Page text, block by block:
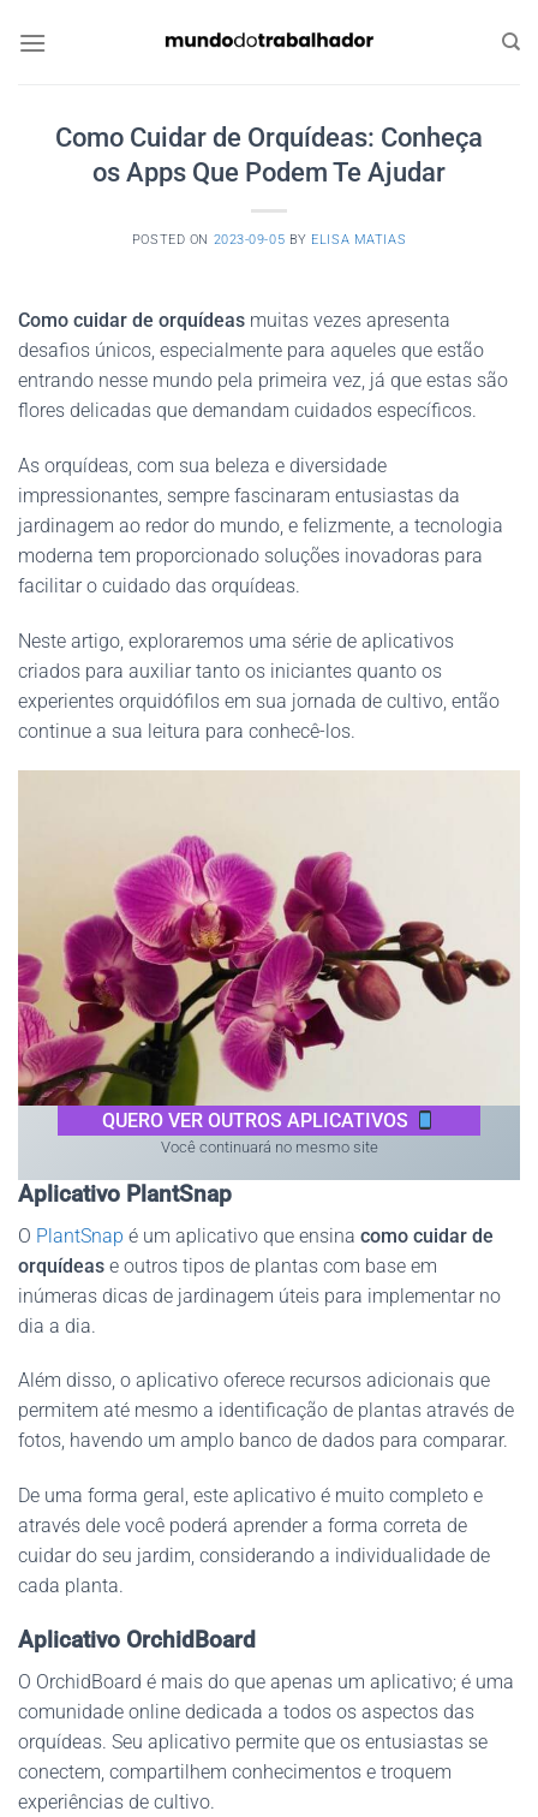
Como Cuidar de Orquídeas: Conheça
os Apps Que Podem Te Ajudar
POSTED ON 2023-09-05 BY ELISA MATIAS
Como cuidar de orquídeas muitas vezes apresenta
desafios únicos, especialmente para aqueles que estão
entrando nesse mundo pela primeira vez, já que estas são
flores delicadas que demandam cuidados específicos.
As orquídeas, com sua beleza e diversidade
impressionantes, sempre fascinaram entusiastas da
jardinagem ao redor do mundo, e felizmente, a tecnologia
moderna tem proporcionado soluções inovadoras para
facilitar o cuidado das orquídeas.
Neste artigo, exploraremos uma série de aplicativos
criados para auxiliar tanto os iniciantes quanto os
experientes orquidófilos em sua jornada de cultivo, então
continue a sua leitura para conhecê-los.
QUERO VER OUTROS APLICATIVOS
Você continuará no mesmo site
Aplicativo PlantSnap
O PlantSnap é um aplicativo que ensina como cuidar de
orquídeas e outros tipos de plantas com base em
inúmeras dicas de jardinagem úteis para implementar no
dia a dia.
Além disso, o aplicativo oferece recursos adicionais que
permitem até mesmo a identificação de plantas através de
fotos, havendo um amplo banco de dados para comparar.
De uma forma geral, este aplicativo é muito completo e
através dele você poderá aprender a forma correta de
cuidar do seu jardim, considerando a individualidade de
cada planta.
Aplicativo OrchidBoard
O OrchidBoard é mais do que apenas um aplicativo; é uma
comunidade online dedicada a todos os aspectos das
orquídeas. Seu aplicativo permite que os entusiastas se
conectem, compartilhem conhecimentos e troquem
experiências de cultivo.